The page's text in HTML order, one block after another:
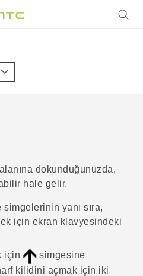
dokunduğunuzda,
hale gelir.
yanı sıra,
için ekran klavyesindeki
için
simgesine
kilidini açmak için iki